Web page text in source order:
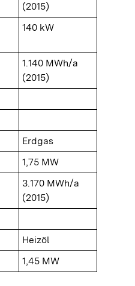
(2015)
140 kW
1.140 MWh/a
(2015)
Erdgas
1,75 MW
3.170 MWh/a
(2015)
Heizöl
1,45 MW